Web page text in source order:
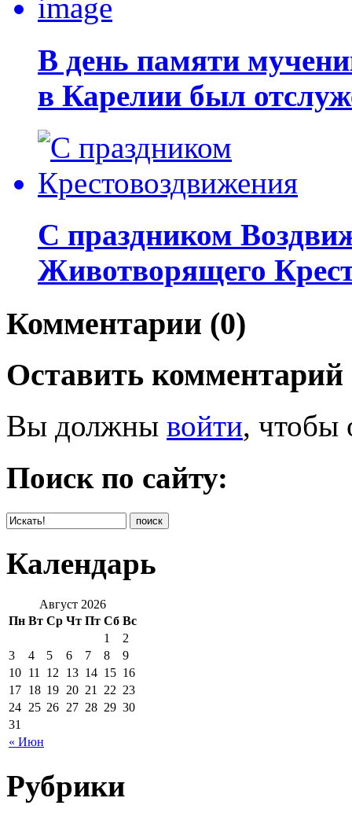
В день памяти
в Карелии был
С праздником
Животворящего
Комментарии (0)
Оставить комментарий
Вы должны войти, чтобы
Поиск по сайту:
Календарь
Август 2026
Пн Вт Ср Чт Пт Сб Вс
« Июн
1
2
3
4 5 6 7 8
9
10 11 12 13 14 15 16
17 18 19 20 21 22 23
24 25 26 27 28 29 30
31
Рубрики